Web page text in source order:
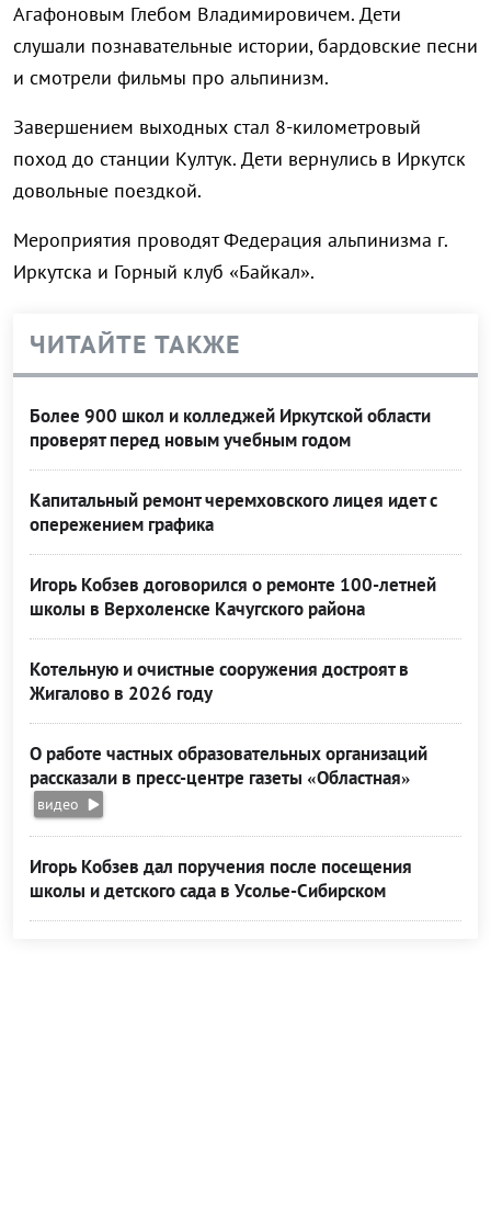
Агафоновым Глебом Владимировичем. Дети
слушали познавательные истории, бардовские песни
и смотрели фильмы про альпинизм.
Завершением выходных стал 8-километровый
поход до станции Култук. Дети вернулись в Иркутск
довольные поездкой.
Мероприятия проводят Федерация альпинизма г.
Иркутска и Горный клуб «Байкал».
ЧИТАЙТЕ ТАКЖЕ
Более 900 школ и колледжей Иркутской области
проверят перед новым учебным годом
Капитальный ремонт черемховского лицея идет с
опережением графика
Игорь Кобзев договорился о ремонте 100-летней
школы в Верхоленске Качугского района
Котельную и очистные сооружения достроят в
Жигалово в 2026 году
О работе частных образовательных организаций
рассказали в пресс-центре газеты «Областная»
видео
Игорь Кобзев дал поручения после посещения
школы и детского сада в Усолье-Сибирском